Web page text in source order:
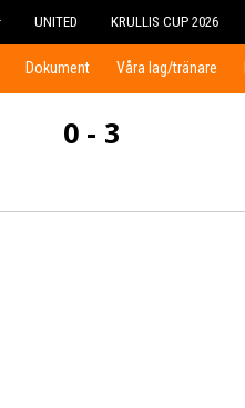
UNITED KRULLIS CUP 2026
Dokument Våra lag/tränare
0 - 3